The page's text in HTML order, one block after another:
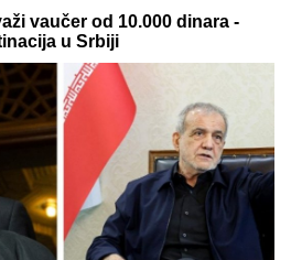
šta se naplaćuje na jednoj
plaži